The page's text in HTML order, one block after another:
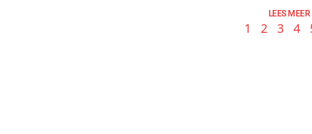
LEES MEER
1 2 3 4